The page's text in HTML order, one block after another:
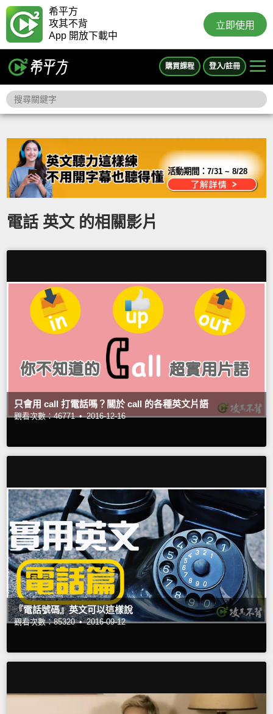
希平方
攻其不背
App 開放下載中
立即使用
購買課程 登入/註冊
活動期間：7/31 ~ 8/28
電話 英文 的相關影片
只會用 call 打電話嗎？關於 call 的各種英文片語
觀看次數：46771 • 2016-12-16
『電話號碼』英文可以這樣說
觀看次數：85320 • 2016-09-12